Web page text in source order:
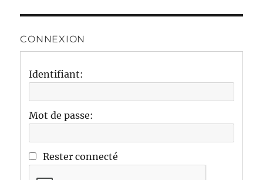
CONNEXION
Identifiant:
Mot de passe:
Rester connecté